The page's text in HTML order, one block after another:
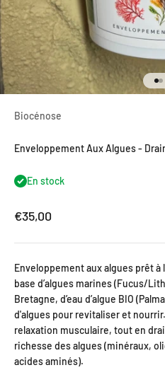
Biocénose
Enveloppement Aux Algues -
En stock
Prix de vente
€35,00
Enveloppement aux algues prêt à
base d’algues marines (Fucus/
Bretagne, d’eau d’algue BIO
d'algues pour revitaliser et
relaxation musculaire, tout en
richesse des algues (minéraux,
acides aminés).